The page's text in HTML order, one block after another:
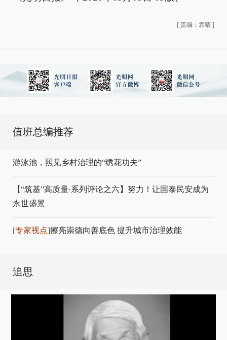
[ 责编：袁晴 ]
值班总编推荐
游泳池，照见乡村治理的“绣花功夫”
【“筑基”高质量·系列评论之六】努力！让国泰民安成为
永世盛景
[专家视点]擦亮崇德向善底色 提升城市治理效能
追思